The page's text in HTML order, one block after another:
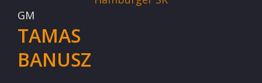
GM
TAMAS
BANUSZ